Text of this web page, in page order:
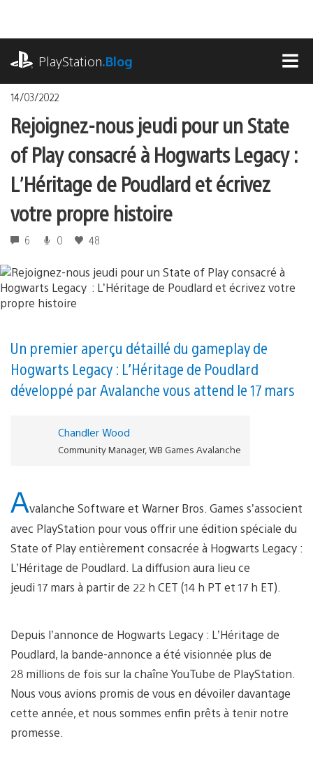
contenu
PlayStation.Blog
14/03/2022
Rejoignez-nous jeudi pour un State
of Play consacré à Hogwarts Legacy :
L’Héritage de Poudlard et écrivez
votre propre histoire
6 0 48
Un premier aperçu détaillé du gameplay de
Hogwarts Legacy : L’Héritage de Poudlard
développé par Avalanche vous attend le 17 mars
Chandler Wood
Community Manager, WB Games Avalanche
Avalanche Software et Warner Bros. Games s’associent
avec PlayStation pour vous offrir une édition spéciale du
State of Play entièrement consacrée à Hogwarts Legacy :
L’Héritage de Poudlard. La diffusion aura lieu ce
jeudi 17 mars à partir de 22 h CET (14 h PT et 17 h ET).
Depuis l’annonce de Hogwarts Legacy : L’Héritage de
Poudlard, la bande-annonce a été visionnée plus de
28 millions de fois sur la chaîne YouTube de PlayStation.
Nous vous avions promis de vous en dévoiler davantage
cette année, et nous sommes enfin prêts à tenir notre
promesse.